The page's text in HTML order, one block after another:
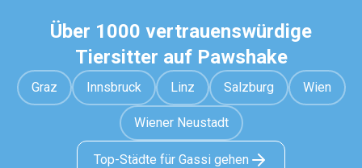
Über 1000 vertrauenswürdige
Tiersitter auf Pawshake
Graz Innsbruck Linz Salzburg Wien
Wiener Neustadt
Top-Städte für Gassi gehen